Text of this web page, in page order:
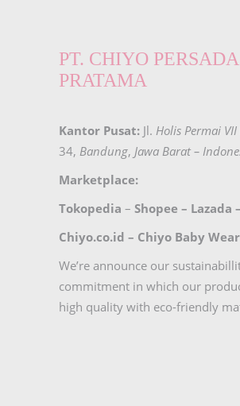
PT. CHIYO PERSADA
PRATAMA
Kantor Pusat: Jl. Holis Permai VII
34, Bandung, Jawa Barat –
Marketplace:
Tokopedia – Shopee – Lazada –
Chiyo.co.id – Chiyo Baby Wear
We’re announce our
commitment in which our
high quality with eco-friendly